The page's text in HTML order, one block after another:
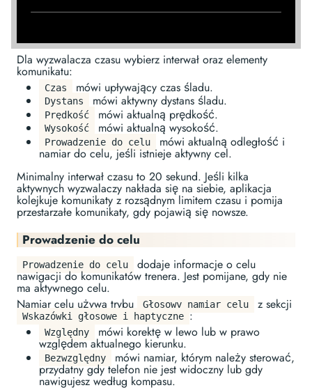
Dla wyzwalacza czasu wybierz interwał oraz elementy
komunikatu:
Czas mówi upływający czas śladu.
Dystans mówi aktywny dystans śladu.
Prędkość mówi aktualną prędkość.
Wysokość mówi aktualną wysokość.
Prowadzenie do celu mówi aktualną odległość i
namiar do celu, jeśli istnieje aktywny cel.
Minimalny interwał czasu to 20 sekund. Jeśli kilka
aktywnych wyzwalaczy nakłada się na siebie, aplikacja
kolejkuje komunikaty z rozsądnym limitem czasu i pomija
przestarzałe komunikaty, gdy pojawią się nowsze.
Prowadzenie do celu
Prowadzenie do celu dodaje informacje o celu
nawigacji do komunikatów trenera. Jest pomijane, gdy nie
ma aktywnego celu.
Namiar celu używa trybu
Głosowy namiar celu z sekcji
Wskazówki głosowe i haptyczne :
Względny mówi korektę w lewo lub w prawo
względem aktualnego kierunku.
Bezwzględny mówi namiar, którym należy sterować,
przydatny gdy telefon nie jest widoczny lub gdy
nawigujesz według kompasu.